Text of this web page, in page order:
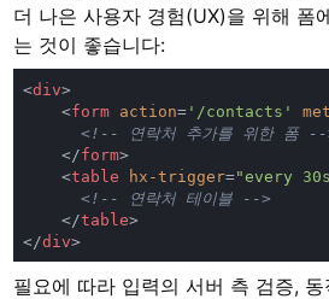
더 나은 사용자 경험(UX)을 위해 폼
는 것이 좋습니다:
<div
    <
form action= '/contacts'
    </
form
    <
table hx-trigger="every
    </
table
</div
필요에 따라 입력의 서버 측 검증,